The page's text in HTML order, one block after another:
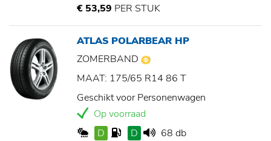
€ 53,59 PER STUK
ATLAS POLARBEAR HP
ZOMERBAND
MAAT: 175/65 R14 86 T
Geschikt voor Personenwagen
Op voorraad
D
D
68 db